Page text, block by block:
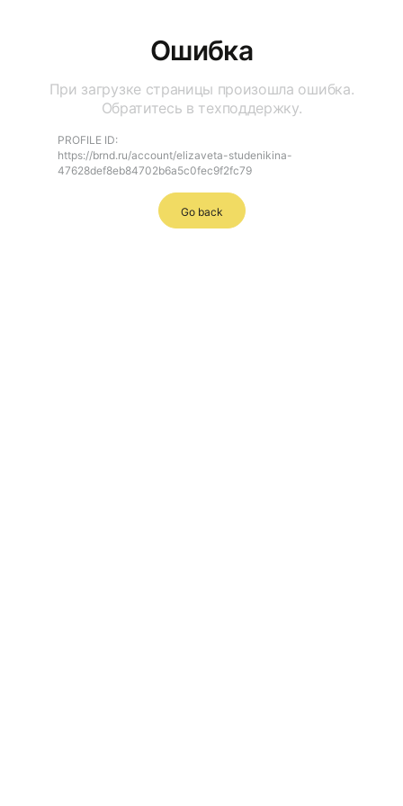
Ошибка
При загрузке страницы произошла ошибка.
Обратитесь в техподдержку.
PROFILE ID:
https://brnd.ru/account/elizaveta-studenikina-
47628def8eb84702b6a5c0fec9f2fc79
Go back